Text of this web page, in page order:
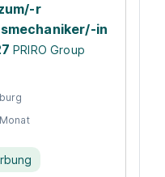
r
in
PRIRO Group